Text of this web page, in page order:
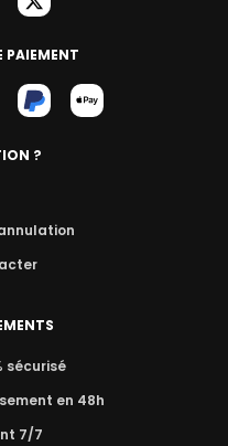
PAIEMENT
?
sécurisé
en 48h
7/7